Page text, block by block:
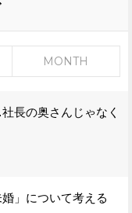
MONTH
長の奥さんじゃなく
」について考える